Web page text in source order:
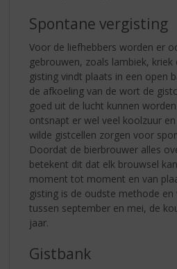
Spontane vergisting
Voor de liefhebbers worden er
gebrouwen, zoals lambiek, kriek
gisting vindt plaats in een open
de afkoeling van de wort de
goed uit de lucht kunnen
ontsnapt er wel veel koolzuur en
wilde gistcellen zorgen voor
Doordat de bierbrouwer alles
betekent dit dat elk brouwsel
moment tot moment en van
gisting is de oudste methode
tussen september en mei, de
jaar.
Gistbank